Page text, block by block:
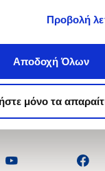
Προβολή
Αποδοχή Όλων
μόνο τα
1-3, Αθήνα 106
- Παρασκευή 09:00-